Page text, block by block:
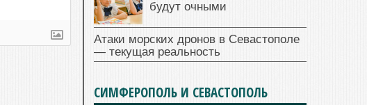
будут очными
Атаки морских дронов в Севастополе
— текущая реальность
СИМФЕРОПОЛЬ И СЕВАСТОПОЛЬ